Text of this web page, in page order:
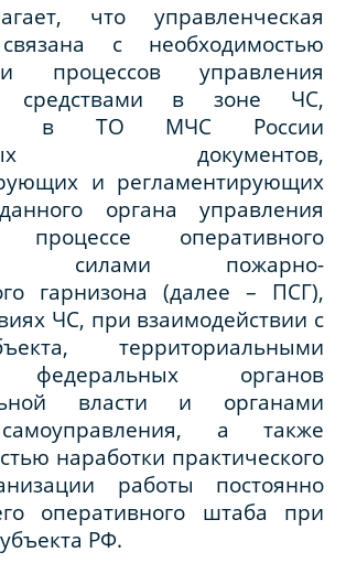
что управленческая
с необходимостью
процессов управления
средствами в зоне ЧС,
в ТО МЧС России
документов,
и регламентирующих
органа управления
оперативного
силами пожарно-
гарнизона (далее – ПСГ),
ЧС, при взаимодействии с
территориальными
федеральных органов
власти и органами
а также
наработки практического
работы постоянно
оперативного штаба при
РФ.